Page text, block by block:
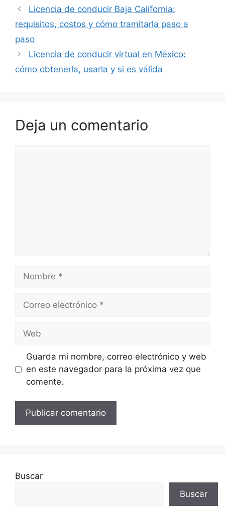
Licencia de conducir Baja California:
requisitos, costos y cómo tramitarla paso a
paso
Licencia de conducir virtual en México:
cómo obtenerla, usarla y si es válida
Deja un comentario
Nombre
Correo
Web
Guarda mi nombre, correo electrónico y web
en este navegador para la próxima vez que
comente.
Buscar
Buscar